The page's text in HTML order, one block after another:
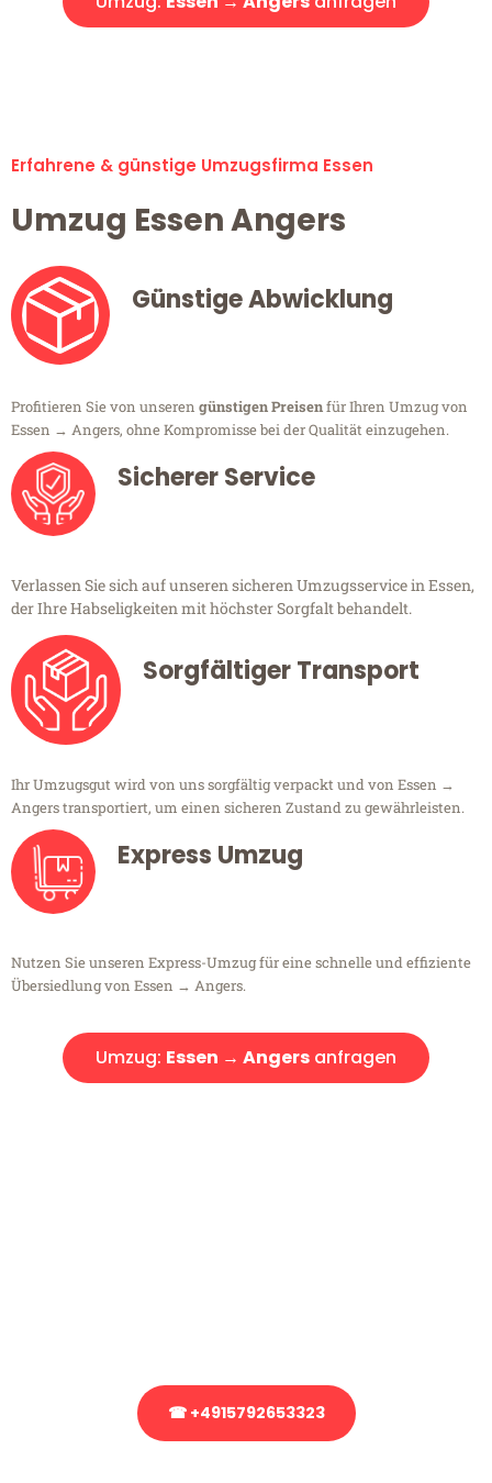
Erfahrene & günstige Umzugsfirma Essen
Umzug Essen Angers
Günstige Abwicklung
Profitieren Sie von unseren günstigen Preisenfür Ihren Umzug von
Essen → Angers, ohne Kompromisse bei der Qualität einzugehen.
Sicherer Service
Verlassen Sie sich auf unseren sicheren Umzugsservice in Essen,
der Ihre Habseligkeiten mit höchster Sorgfalt behandelt.
Sorgfältiger Transport
Ihr Umzugsgut wird von uns sorgfältig verpackt und von Essen →
Angers transportiert, um einen sicheren Zustand zu gewährleisten.
Express Umzug
Nutzen Sie unseren Express-Umzug für eine schnelle und effiziente
Übersiedlung von Essen → Angers.
Umzug: Essen → Angers anfragen
☎ +4915792653323